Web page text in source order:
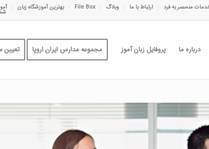
منحصر به فرد ارتباط با ما وبلاگ File Box بهترین آموزشگاه زبان
شماره
درباره ما پروفایل زبان آموز مجموعه مدارس ایران اروپا تعیین